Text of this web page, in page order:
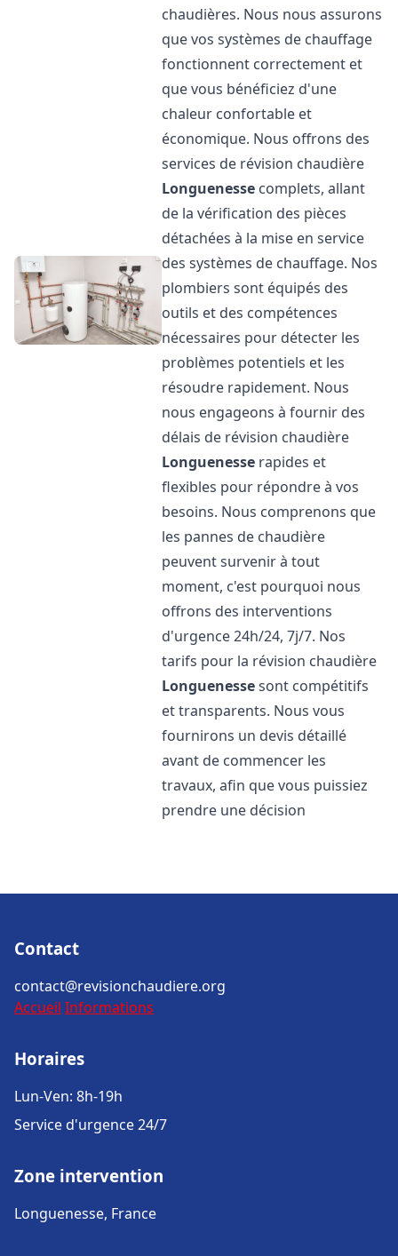
chaudières. Nous nous assurons
que vos systèmes de chauffage
fonctionnent correctement et
que vous bénéficiez d'une
chaleur confortable et
économique. Nous offrons des
services de révision chaudière
Longuenesse complets, allant
de la vérification des pièces
détachées à la mise en service
des systèmes de chauffage. Nos
plombiers sont équipés des
outils et des compétences
nécessaires pour détecter les
problèmes potentiels et les
résoudre rapidement. Nous
nous engageons à fournir des
délais de révision chaudière
Longuenesse rapides et
flexibles pour répondre à vos
besoins. Nous comprenons que
les pannes de chaudière
peuvent survenir à tout
moment, c'est pourquoi nous
offrons des interventions
d'urgence 24h/24, 7j/7. Nos
tarifs pour la révision chaudière
Longuenessesont compétitifs
et transparents. Nous vous
fournirons un devis détaillé
avant de commencer les
travaux, afin que vous puissiez
prendre une décision
Contact
contact@revisionchaudiere.org
Accueil Informations
Horaires
Lun-Ven: 8h-19h
Service d'urgence 24/7
Zone intervention
Longuenesse, France